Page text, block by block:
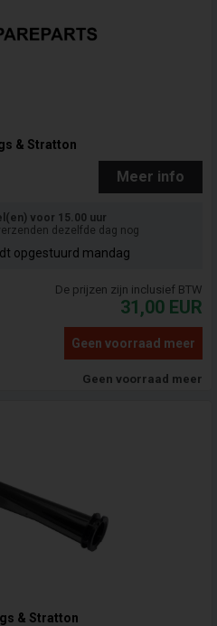
& Stratton
Meer info
voor 15.00 uur
dezelfde dag nog
opgestuurd mandag
De prijzen zijn inclusief BTW
31,00 EUR
Geen voorraad meer
Geen voorraad meer
& Stratton